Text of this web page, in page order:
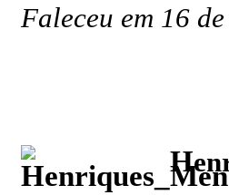
Faleceu em 16
H